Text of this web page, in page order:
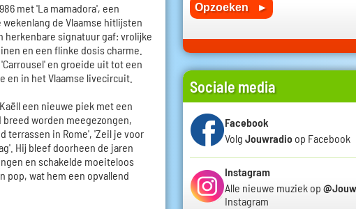
met 'La mamadora', een
de Vlaamse hitlijsten
herkenbare signatuur gaf: vrolijke
en een flinke dosis charme.
en groeide uit tot een
en in het Vlaamse livecircuit.
een nieuwe piek met een
worden meegezongen,
terrassen in Rome', 'Zeil je voor
Hij bleef doorheen de jaren
en schakelde moeiteloos
pop, wat hem een opvallend
Sociale media
Facebook
Volg Jouwradio op Facebook
Instagram
Alle nieuwe muziek op
Instagram